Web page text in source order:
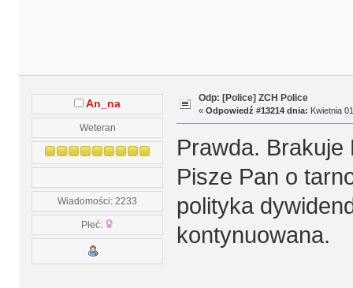
An_na
Weteran
Wiadomości: 2233
Płeć:
Odp: [Police] ZCH Police
« Odpowiedź #13214 dnia: Kwietnia
Prawda. Brakuje
Pisze Pan o
polityka
kontynuowana.